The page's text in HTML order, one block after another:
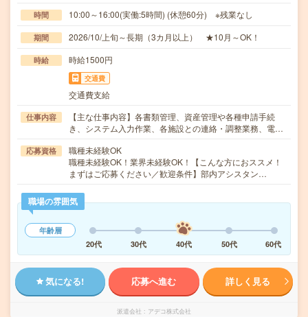
時間 10:00～16:00(実働:5時間) (休憩60分) ※残業なし
期間 2026/10/上旬～長期（3カ月以上） ★10月～OK！
時給 時給1500円
交通費
交通費支給
仕事内容
【主な仕事内容】各書類管理、資産管理や各種申請手続
き、システム入力作業、各施設との連絡・調整業務、電…
応募資格
職種未経験OK
職種未経験OK！業界未経験OK！【こんな方におススメ！
まずはご応募ください／歓迎条件】部内アシスタン…
職場の雰囲気
年齢層
20代
30代 40代 50代 60代
気になる! 応募へ進む 詳しく見る
派遣会社 アデコ株式会社